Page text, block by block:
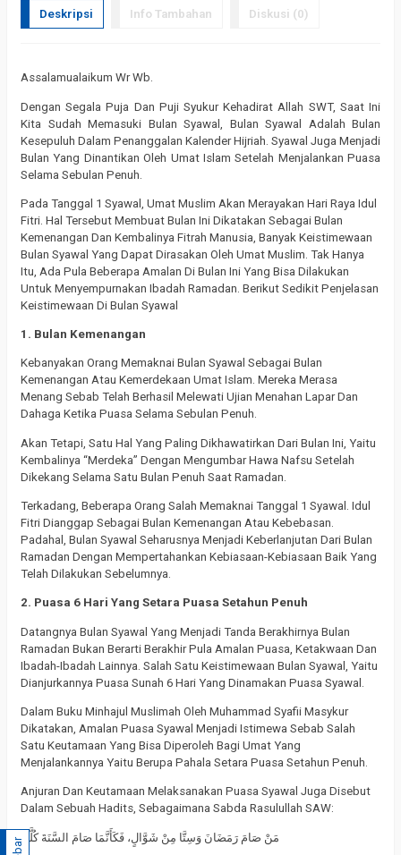
Deskripsi Info Tambahan Diskusi (0)
Assalamualaikum Wr Wb.
Dengan Segala Puja Dan Puji Syukur Kehadirat Allah SWT, Saat Ini
Kita Sudah Memasuki Bulan Syawal, Bulan Syawal Adalah Bulan
Kesepuluh Dalam Penanggalan Kalender Hijriah. Syawal Juga Menjadi
Bulan Yang Dinantikan Oleh Umat Islam Setelah Menjalankan Puasa
Selama Sebulan Penuh.
Pada Tanggal 1 Syawal, Umat Muslim Akan Merayakan Hari Raya Idul
Fitri. Hal Tersebut Membuat Bulan Ini Dikatakan Sebagai Bulan
Kemenangan Dan Kembalinya Fitrah Manusia, Banyak Keistimewaan
Bulan Syawal Yang Dapat Dirasakan Oleh Umat Muslim. Tak Hanya
Itu, Ada Pula Beberapa Amalan Di Bulan Ini Yang Bisa Dilakukan
Untuk Menyempurnakan Ibadah Ramadan. Berikut Sedikit Penjelasan
Keistimewaan Di Bulan Syawal
1. Bulan Kemenangan
Kebanyakan Orang Memaknai Bulan Syawal Sebagai Bulan
Kemenangan Atau Kemerdekaan Umat Islam. Mereka Merasa
Menang Sebab Telah Berhasil Melewati Ujian Menahan Lapar Dan
Dahaga Ketika Puasa Selama Sebulan Penuh.
Akan Tetapi, Satu Hal Yang Paling Dikhawatirkan Dari Bulan Ini, Yaitu
Kembalinya “Merdeka” Dengan Mengumbar Hawa Nafsu Setelah
Dikekang Selama Satu Bulan Penuh Saat Ramadan.
Terkadang, Beberapa Orang Salah Memaknai Tanggal 1 Syawal. Idul
Fitri Dianggap Sebagai Bulan Kemenangan Atau Kebebasan.
Padahal, Bulan Syawal Seharusnya Menjadi Keberlanjutan Dari Bulan
Ramadan Dengan Mempertahankan Kebiasaan-Kebiasaan Baik Yang
Telah Dilakukan Sebelumnya.
2. Puasa 6 Hari Yang Setara Puasa Setahun Penuh
Datangnya Bulan Syawal Yang Menjadi Tanda Berakhirnya Bulan
Ramadan Bukan Berarti Berakhir Pula Amalan Puasa, Ketakwaan Dan
Ibadah-Ibadah Lainnya. Salah Satu Keistimewaan Bulan Syawal, Yaitu
Dianjurkannya Puasa Sunah 6 Hari Yang Dinamakan Puasa Syawal.
Dalam Buku Minhajul Muslimah Oleh Muhammad Syafii Masykur
Dikatakan, Amalan Puasa Syawal Menjadi Istimewa Sebab Salah
Satu Keutamaan Yang Bisa Diperoleh Bagi Umat Yang
Menjalankannya Yaitu Berupa Pahala Setara Puasa Setahun Penuh.
Anjuran Dan Keutamaan Melaksanakan Puasa Syawal Juga Disebut
Dalam Sebuah Hadits, Sebagaimana Sabda Rasulullah SAW:
مَنْ صَامَ رَمَضَانَ وَسِتَّا مِنْ شَوَّالٍ، فَكَأَنَّمَا صَامَ السَّنَةَ كُلَّهَا